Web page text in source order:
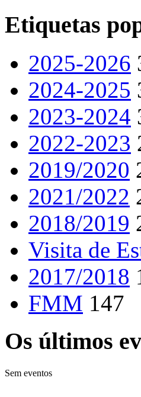
Etiquetas
2025-2026
2024-2025
2023-2024
2022-2023
2019/2020
2021/2022
2018/2019
Visita de
2017/2018
FMM 147
Os últimos
Sem eventos